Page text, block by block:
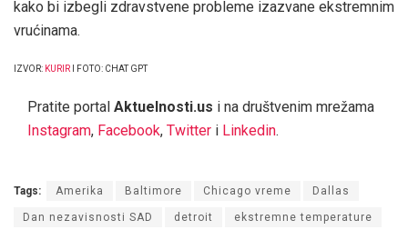
kako bi izbegli zdravstvene probleme izazvane ekstremnim
vrućinama.
IZVOR: KURIR I FOTO: CHAT GPT
Pratite portal Aktuelnosti.us i na društvenim mrežama
Instagram, Facebook, Twitter i Linkedin.
Tags: Amerika Baltimore Chicago vreme Dallas
Dan nezavisnosti SAD detroit ekstremne temperature